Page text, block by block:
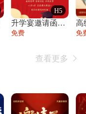
H5
升学宴邀请函喜报金榜题名高端谢师宴邀请函
免费 免
查看更多 